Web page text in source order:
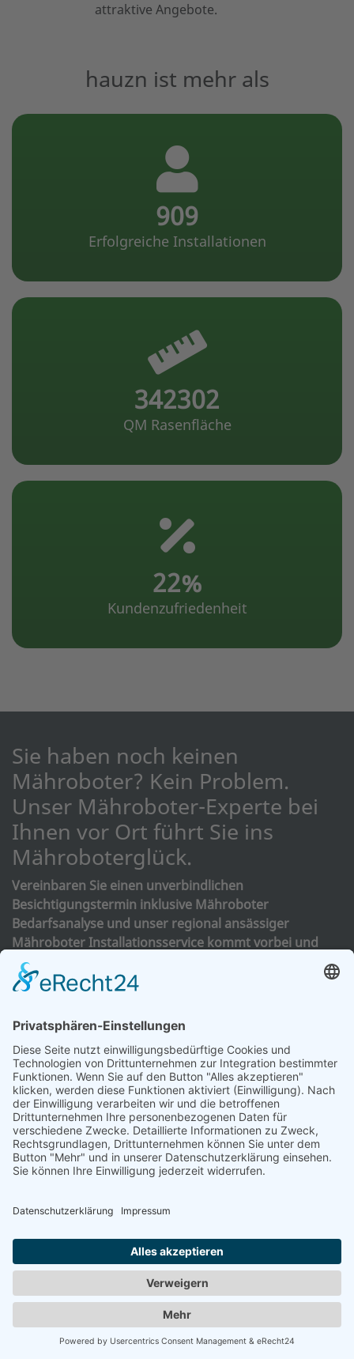
attraktive Angebote.
hauzn ist mehr als
1715
Erfolgreiche Installationen
646085
QM Rasenfläche
42
Kundenzufriedenheit
Sie haben noch keinen
Mähroboter? Kein Problem.
Unser Mähroboter-Experte bei
Ihnen vor Ort führt Sie ins
Mähroboterglück.
Vereinbaren Sie einen unverbindlichen
Besichtigungstermin inklusive Mähroboter
Bedarfsanalyse und unser regional ansässiger
Mähroboter Installationsservice kommt vorbei und
berät Sie nach dem Freundschaftsprinzip.
Jeder Garten hat so seine Besonderheiten. Das können
Hindernisse sein. Für solche Fälle ist es immer sinnvoll
einen Gartencheck vorab zu buchen. In diesem Fall
schicken wir Ihnen einen erfahrenen
Mähroboterinstallateur, der sich Ihren Garten
anschaut und Sie kompetent berät. Der
Mähroboterinstallateur empfiehlt noch vor Ort den
richtigen Mähroboter.
Jetzt Gartencheck anfragen
Erfahrungen mit hauzn